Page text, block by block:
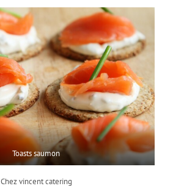
Toasts saumon
Chez vincent catering